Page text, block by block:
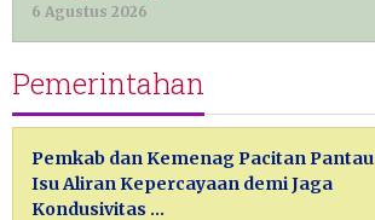
6 Agustus 2026
Pemerintahan
Pemkab dan Kemenag Pacitan Pantau
Isu Aliran Kepercayaan demi Jaga
Kondusivitas …